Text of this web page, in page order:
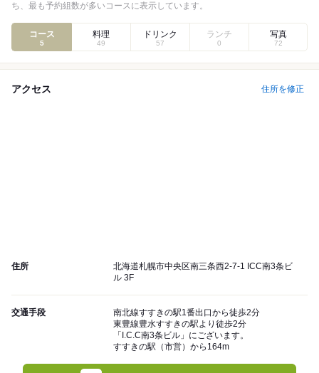
ち、最も予約組数が多いコースに表示しています。
コース
5
料理
49
ドリンク
57
ランチ
0
写真
72
アクセス 住所を修正
住所
北海道札幌市中央区南三条西2-7-1 ICC南3条ビ
ル 3F
交通手段
南北線すすきの駅1番出口から徒歩2分
東豊線豊水すすきの駅より徒歩2分
「I.C.C南3条ビル」にございます。
すすきの駅（市営）から164m